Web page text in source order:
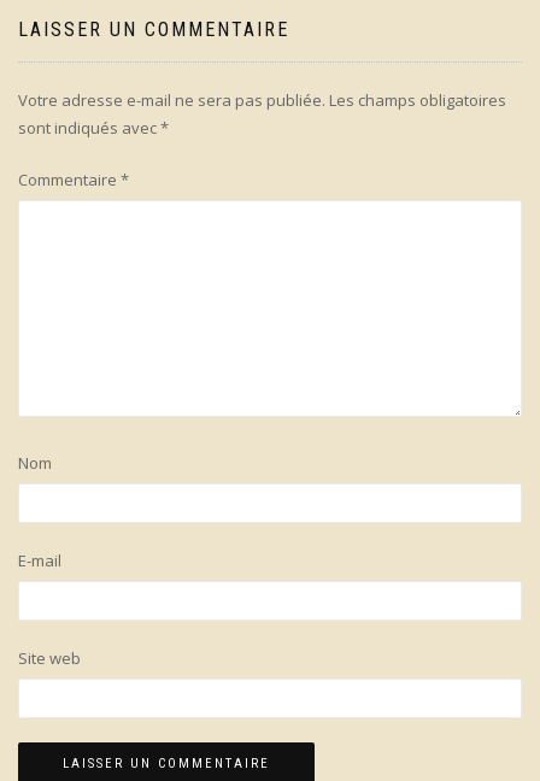
LAISSER UN COMMENTAIRE
Votre adresse e-mail ne sera pas publiée. Les champs obligatoires
sont indiqués avec*
Commentaire *
Nom
E-mail
Site web